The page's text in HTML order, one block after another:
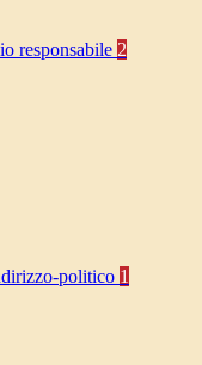
responsabile 2
politico 1